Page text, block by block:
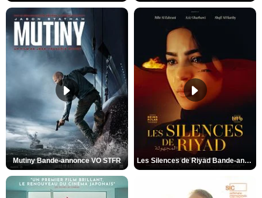
Mutiny Bande-annonce VO STFR Les Silences de Riyad Bande-annonce VO STFR